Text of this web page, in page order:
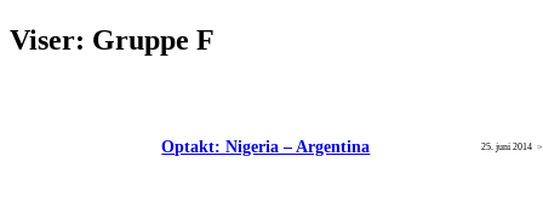
Viser: Gruppe F
25. juni 2014
Optakt: Nigeria – Argentina